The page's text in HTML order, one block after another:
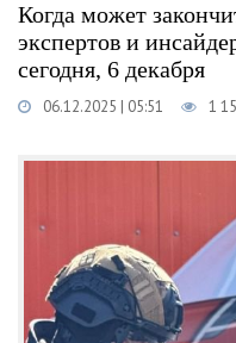
Когда может
экспертов и
сегодня, 6 декабря
06.12.2025 | 05:51 1